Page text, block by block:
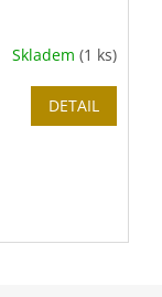
Skladem (1 ks)
DETAIL